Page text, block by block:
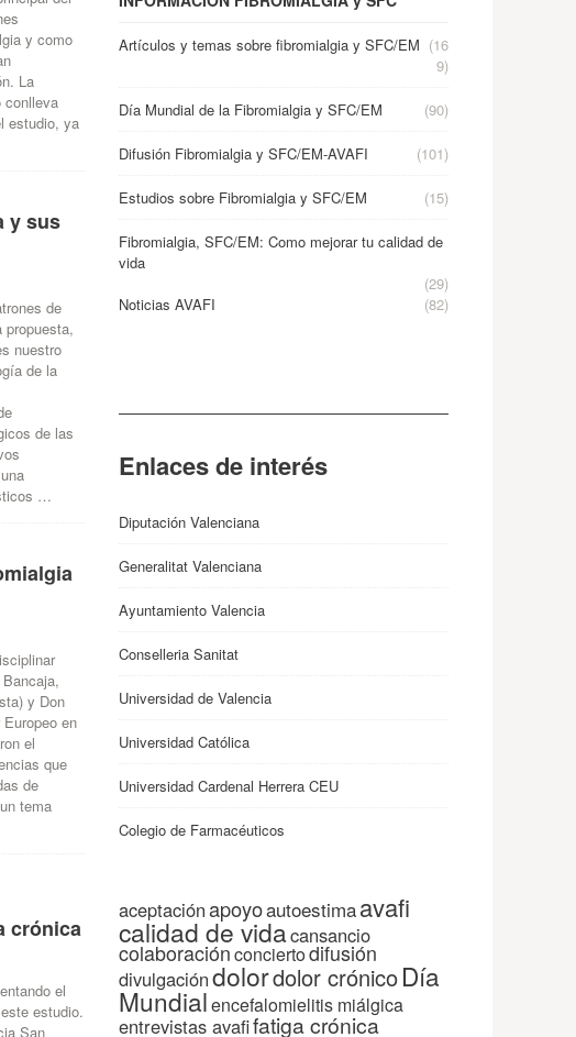
y como
La
conlleva
estudio, ya
y sus
de
propuesta,
nuestro
de la
de las
…
y Don
en
el
que
de
tema
crónica
el
estudio.
San
Artículos y temas sobre fibromialgia y SFC/EM (16
9)
Día Mundial de la Fibromialgia y SFC/EM (90)
Difusión Fibromialgia y SFC/EM-AVAFI (101)
Estudios sobre Fibromialgia y SFC/EM (15)
Fibromialgia, SFC/EM: Como mejorar tu calidad de
vida
(29)
Noticias AVAFI
(82)
Enlaces de interés
Diputación Valenciana
Generalitat Valenciana
Ayuntamiento Valencia
Conselleria Sanitat
Universidad de Valencia
Universidad Católica
Universidad Cardenal Herrera CEU
Colegio de Farmacéuticos
aceptaciónapoyoautoestimaavafi
calidad de vidacansancio
colaboraciónconciertodifusión
divulgacióndolordolor crónicoDía
Mundialencefalomielitis miálgica
entrevistas avafifatiga crónica